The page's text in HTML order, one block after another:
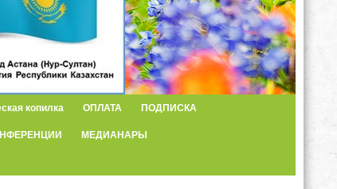
копилка ОПЛАТА ПОДПИСКА
МЕДИАНАРЫ